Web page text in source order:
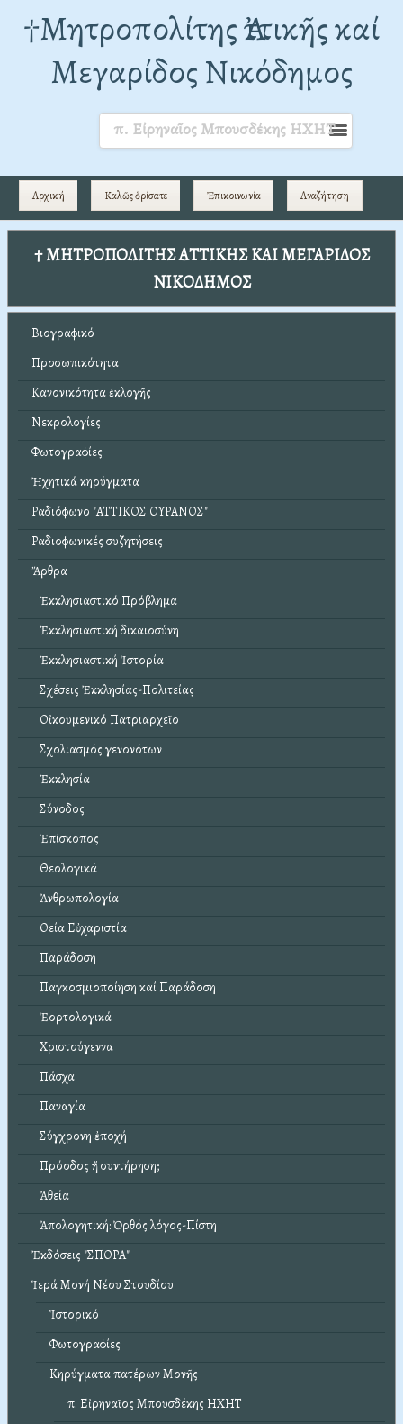
†Mητροπολίτης Ἀττικῆς καί
Μεγαρίδος Νικόδημος
π. Εἰρηναῖος Μπουσδέκης ΗΧΗΤ
Αρχική Καλῶς ὁρίσατε Ἐπικοινωνία Αναζήτηση
† ΜΗΤΡΟΠΟΛΙΤΗΣ ΑΤΤΙΚΗΣ ΚΑΙ ΜΕΓΑΡΙΔΟΣ
ΝΙΚΟΔΗΜΟΣ
Βιογραφικό
Προσωπικότητα
Κανονικότητα ἐκλογῆς
Νεκρολογίες
Φωτογραφίες
Ἠχητικά κηρύγματα
Ραδιόφωνο "ΑΤΤΙΚΟΣ ΟΥΡΑΝΟΣ"
Ραδιοφωνικές συζητήσεις
Ἄρθρα
Ἐκκλησιαστικό Πρόβλημα
Ἐκκλησιαστική δικαιοσύνη
Ἐκκλησιαστική Ἱστορία
Σχέσεις Ἐκκλησίας-Πολιτείας
Οἰκουμενικό Πατριαρχεῖο
Σχολιασμός γενονότων
Ἐκκλησία
Σύνοδος
Ἐπίσκοπος
Θεολογικά
Ἀνθρωπολογία
Θεία Εὐχαριστία
Παράδοση
Παγκοσμιοποίηση καί Παράδοση
Ἑορτολογικά
Χριστούγεννα
Πάσχα
Παναγία
Σύγχρονη ἐποχή
Πρόοδος ἤ συντήρηση;
Ἀθεΐα
Ἀπολογητική: Ὀρθός λόγος-Πίστη
Ἐκδόσεις "ΣΠΟΡΑ"
Ἱερά Μονή Νέου Στουδίου
Ἱστορικό
Φωτογραφίες
Κηρύγματα πατέρων Μονῆς
π. Εἰρηναῖος Μπουσδέκης ΗΧΗΤ